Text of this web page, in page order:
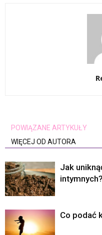
POWIĄZANE ARTYKUŁY
WIĘCEJ OD AUTORA
Jak
intymnych?
Co podać